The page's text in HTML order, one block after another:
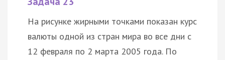
На рисунке жирными точками показан курс
валюты одной из стран мира во все дни с
12 февраля по 2 марта 2005 года. По